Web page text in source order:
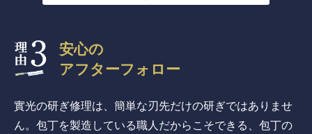
安心の
アフターフォロー
實光の研ぎ修理は、簡単な刃先だけの研ぎではありませ
ん。包丁を製造している職人だからこそできる、包丁の